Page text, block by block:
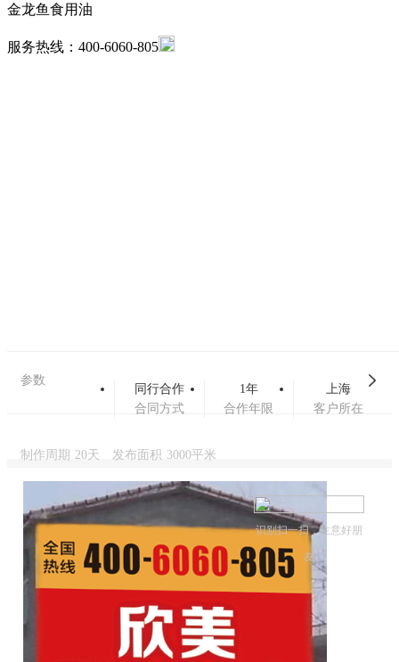
金龙鱼食用油
服务热线：400-6060-805
参数
同行合作
合同方式
1年
合作年限
上海
客户所在
制作周期 20天 发布面积 3000平米
识别扫一扫，生意好朋
友